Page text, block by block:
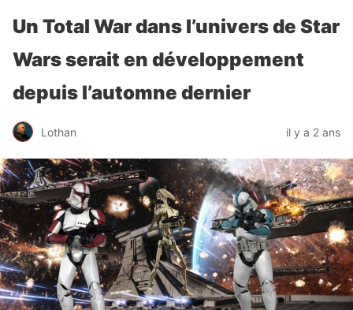
Un Total War dans l’univers de Star
Wars serait en développement
depuis l’automne dernier
Lothan il y a 2 ans